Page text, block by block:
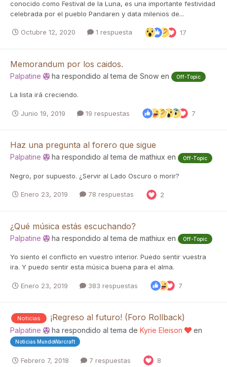
conocido como Festival de la Luna, es una importante festividad
celebrada por el pueblo Pandaren y data milenios de...
Octubre 12, 2020 1 respuesta 17
Memorandum por los caidos.
Palpatine ha respondido al tema de Snow en Off-Topic
La lista irá creciendo.
Junio 19, 2019 19 respuestas 7
Haz una pregunta al forero que sigue
Palpatine ha respondido al tema de mathiux en Off-Topic
Negro, por supuesto. ¿Servir al Lado Oscuro o morir?
Enero 23, 2019 78 respuestas 2
¿Qué música estás escuchando?
Palpatine ha respondido al tema de mathiux en Off-Topic
Yo siento el conflicto en vuestro interior. Puedo sentir vuestra
ira. Y puedo sentir esta música buena para el alma.
Enero 23, 2019 383 respuestas 7
Noticias ¡Regreso al futuro! (Foro Rollback)
Palpatine ha respondido al tema de Kyrie Eleison en
Noticias MundoWarcraft
Febrero 7, 2018 7 respuestas 8